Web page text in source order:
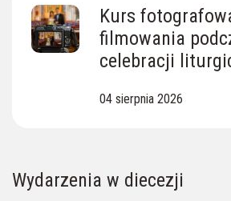
Kurs
filmowania
celebracji
04 sierpnia 2026
Wydarzenia w diecezji